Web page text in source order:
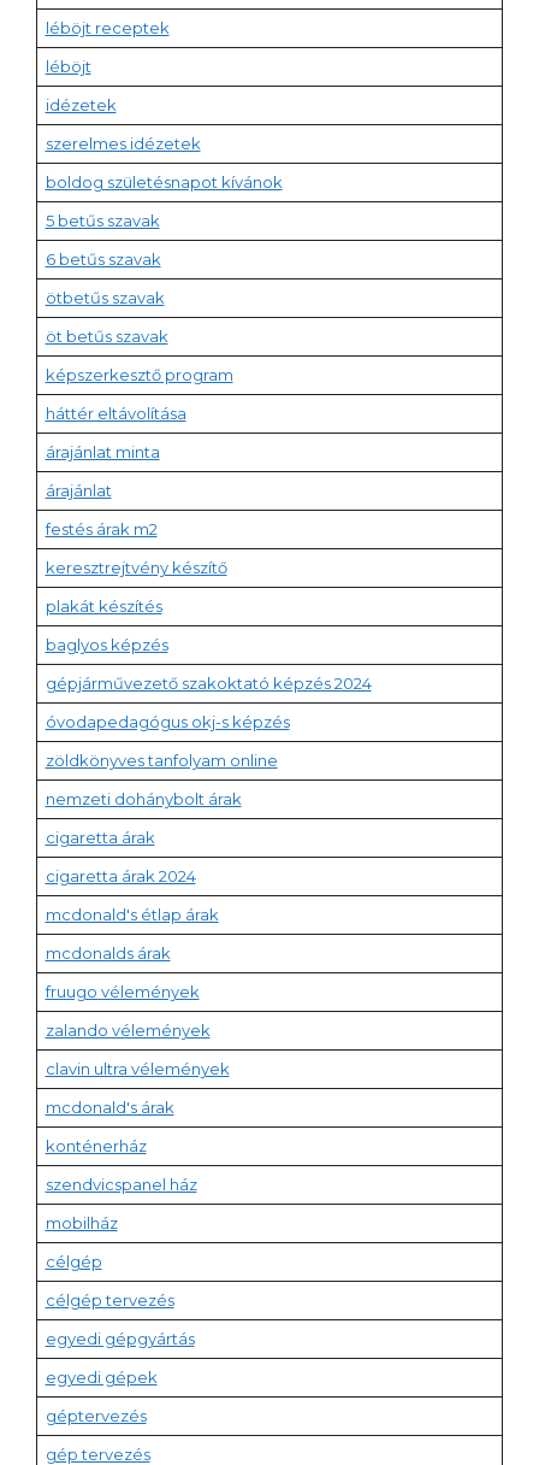
léböjt receptek
léböjt
idézetek
szerelmes idézetek
boldog születésnapot kívánok
5 betűs szavak
6 betűs szavak
ötbetűs szavak
öt betűs szavak
képszerkesztő program
háttér eltávolítása
árajánlat minta
árajánlat
festés árak m2
keresztrejtvény készítő
plakát készítés
baglyos képzés
gépjárművezető szakoktató képzés 2024
óvodapedagógus okj-s képzés
zöldkönyves tanfolyam online
nemzeti dohánybolt árak
cigaretta árak
cigaretta árak 2024
mcdonald's étlap árak
mcdonalds árak
fruugo vélemények
zalando vélemények
clavin ultra vélemények
mcdonald's árak
konténerház
szendvicspanel ház
mobilház
célgép
célgép tervezés
egyedi gépgyártás
egyedi gépek
géptervezés
gép tervezés